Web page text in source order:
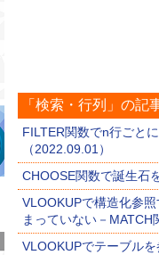
「検索・行列」の記
FILTER関数でn行ごと
（2022.09.01）
CHOOSE関数で誕生石
VLOOKUPで構造化参
まっていない－MATCH
VLOOKUPでテーブル